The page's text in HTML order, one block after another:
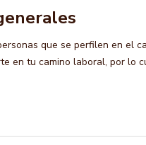
que se perfilen en el
en tu camino laboral, por lo